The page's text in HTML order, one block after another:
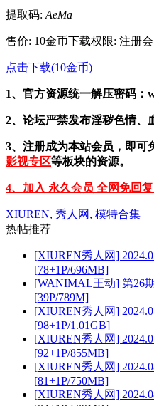
提取码: AeMa
售价: 10金币下载权限: 注册
点击下载(10金币)
1、官方资源统一解压密码：
2、论坛严禁发布淫秽色情、
3、注册成为本站会员，即可
影视专区等板块的资源。
4、加入 永久会员 全网免回
XIUREN, 秀人网 , 模特合集
热帖推荐
[XIUREN秀人网]
[78+1P/696MB]
[WANIMAL王动] 第26
[39P/789M]
[XIUREN秀人网]
[98+1P/1.01GB]
[XIUREN秀人网]
[92+1P/855MB]
[XIUREN秀人网]
[81+1P/750MB]
[XIUREN秀人网]